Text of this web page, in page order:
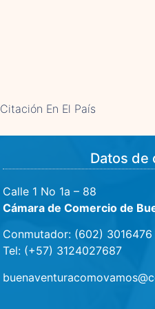
Citación En El País
Datos de
Calle 1 No 1a – 88
Cámara de Comercio de
Conmutador: (602) 3016476
Tel: (+57) 3124027687